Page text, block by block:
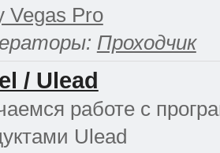
Vegas Pro
Проходчик
/ Ulead
работе с
Ulead